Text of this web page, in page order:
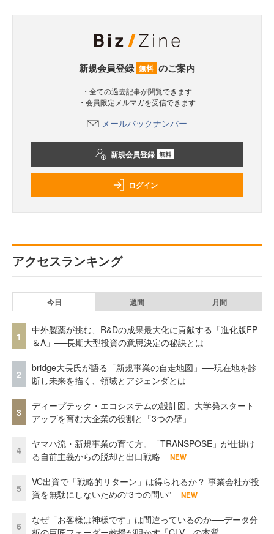
新規会員登録 無料 のご案内
・全ての過去記事が閲覧できます
・会員限定メルマガを受信できます
メールバックナンバー
新規会員登録 無料
ログイン
アクセスランキング
今日 週間 月間
1
中外製薬が挑む、R&Dの成果最大化に貢献する「進化版FP
＆A」──長期大型投資の意思決定の秘訣とは
2
bridge大長氏が語る「新規事業の自走地図」──現在地を診
断し未来を描く、領域とアジェンダとは
3
ディープテック・エコシステムの設計図。大学発スタート
アップを育む大企業の役割と「3つの壁」
4
ヤマハ流・新規事業の育て方。「TRANSPOSE」が仕掛け
る自前主義からの脱却と出口戦略
NEW
5
VC出資で「戦略的リターン」は得られるか？ 事業会社が投
資を無駄にしないための“3つの問い”
NEW
6
なぜ「お客様は神様です」は間違っているのか──データ分